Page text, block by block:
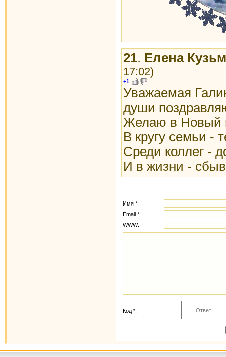
21. Елена
17:02)
+1
Уважаемая
души
Желаю в Новый
В кругу семьи -
Среди коллег -
И в жизни -
Имя *:
Email *:
WWW:
Код *: